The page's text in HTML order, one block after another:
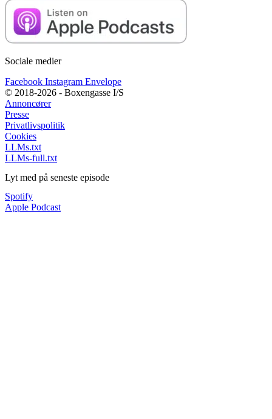
Sociale medier
Facebook Instagram Envelope
© 2018-2026 - Boxengasse I/S
Annoncører
Presse
Privatlivspolitik
Cookies
LLMs.txt
LLMs-full.txt
Lyt med på seneste episode
Spotify
Apple Podcast